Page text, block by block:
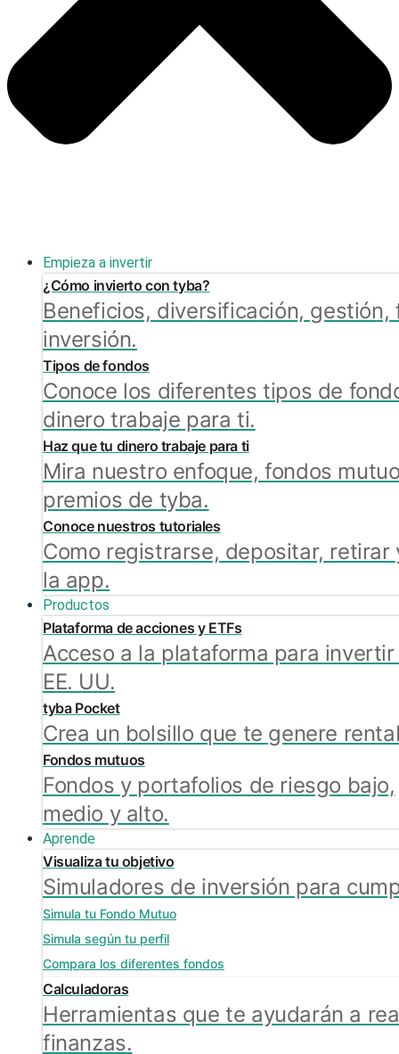
Empieza a invertir
¿Cómo invierto con tyba?
Beneficios, diversificación, gestión,
inversión.
Tipos de fondos
Conoce los diferentes tipos de
dinero trabaje para ti.
Haz que tu dinero trabaje para ti
Mira nuestro enfoque, fondos
premios de tyba.
Conoce nuestros tutoriales
Como registrarse, depositar, retirar
la app.
Productos
Plataforma de acciones y ETFs
Acceso a la plataforma para
EE. UU.
tyba Pocket
Crea un bolsillo que te genere
Fondos mutuos
Fondos y portafolios de riesgo bajo,
medio y alto.
Aprende
Visualiza tu objetivo
Simuladores de inversión para
Simula tu Fondo Mutuo
Simula según tu perfil
Compara los diferentes fondos
Calculadoras
Herramientas que te ayudarán a
finanzas.